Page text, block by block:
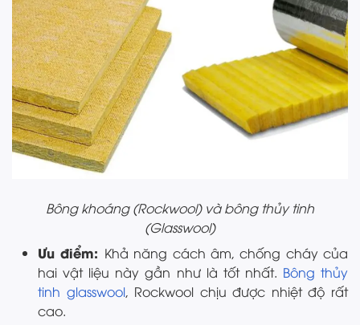
Bông khoáng (Rockwool) và bông thủy tinh
(Glasswool)
Ưu điểm: Khả năng cách âm, chống cháy của
hai vật liệu này gần như là tốt nhất. Bông thủy
tinh glasswool, Rockwool chịu được nhiệt độ rất
cao.